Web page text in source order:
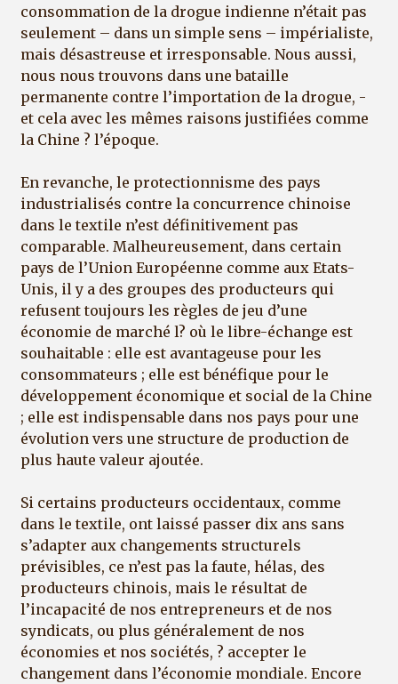
consommation de la drogue indienne n’était pas
seulement – dans un simple sens – impérialiste,
mais désastreuse et irresponsable. Nous aussi,
nous nous trouvons dans une bataille
permanente contre l’importation de la drogue, -
et cela avec les mêmes raisons justifiées comme
la Chine ? l’époque.
En revanche, le protectionnisme des pays
industrialisés contre la concurrence chinoise
dans le textile n’est définitivement pas
comparable. Malheureusement, dans certain
pays de l’Union Européenne comme aux Etats-
Unis, il y a des groupes des producteurs qui
refusent toujours les règles de jeu d’une
économie de marché l? où le libre-échange est
souhaitable : elle est avantageuse pour les
consommateurs ; elle est bénéfique pour le
développement économique et social de la Chine
; elle est indispensable dans nos pays pour une
évolution vers une structure de production de
plus haute valeur ajoutée.
Si certains producteurs occidentaux, comme
dans le textile, ont laissé passer dix ans sans
s’adapter aux changements structurels
prévisibles, ce n’est pas la faute, hélas, des
producteurs chinois, mais le résultat de
l’incapacité de nos entrepreneurs et de nos
syndicats, ou plus généralement de nos
économies et nos sociétés, ? accepter le
changement dans l’économie mondiale. Encore